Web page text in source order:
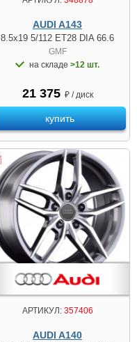
AUDI A143
8.5x19 5/112 ET28 DIA 66.6
GMF
на складе >12 шт.
21 375 ₽ / диск
купить
АРТИКУЛ:357406
AUDI A140